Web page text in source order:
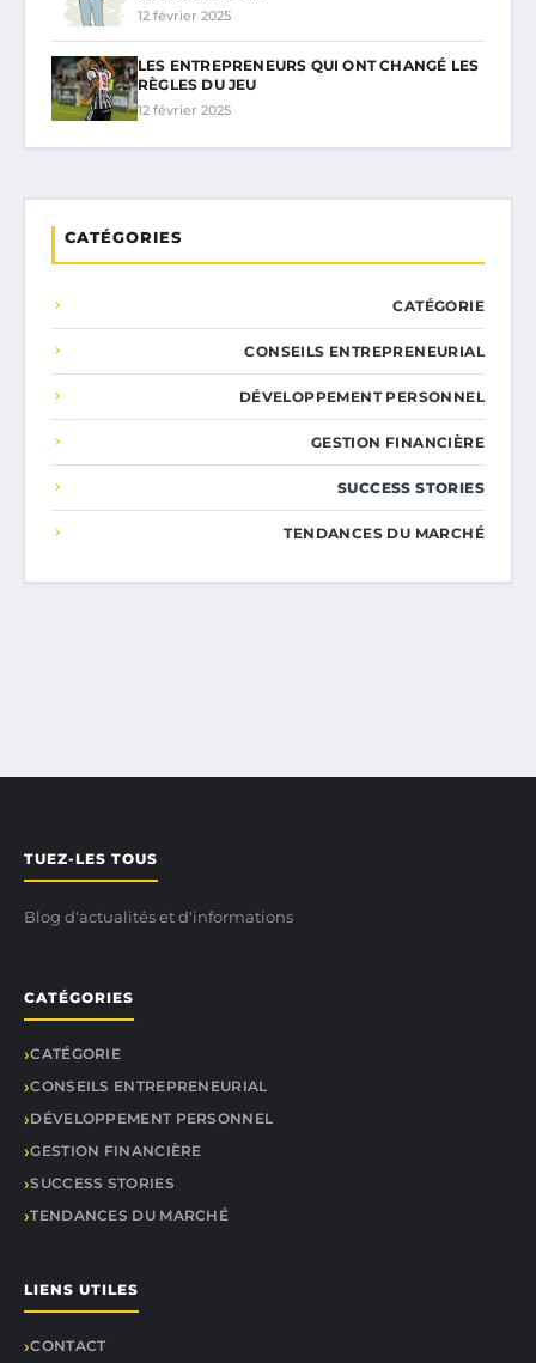
12 février 2025
LES ENTREPRENEURS QUI ONT CHANGÉ LES
RÈGLES DU JEU
12 février 2025
CATÉGORIES
CATÉGORIE
CONSEILS ENTREPRENEURIAL
DÉVELOPPEMENT PERSONNEL
GESTION FINANCIÈRE
SUCCESS STORIES
TENDANCES DU MARCHÉ
TUEZ-LES TOUS
Blog d'actualités et d'informations
CATÉGORIES
CATÉGORIE
CONSEILS ENTREPRENEURIAL
DÉVELOPPEMENT PERSONNEL
GESTION FINANCIÈRE
SUCCESS STORIES
TENDANCES DU MARCHÉ
LIENS UTILES
CONTACT